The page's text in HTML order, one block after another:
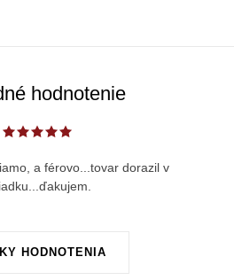
hodnotenie
HODNOTENIA
a férovo...tovar dorazil v